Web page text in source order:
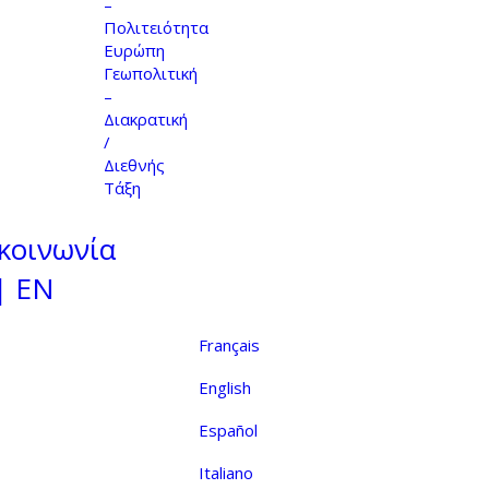
–
Πολιτειότητα
Ευρώπη
Γεωπολιτική
–
Διακρατική
/
Διεθνής
Τάξη
EN
Français
English
Español
Italiano